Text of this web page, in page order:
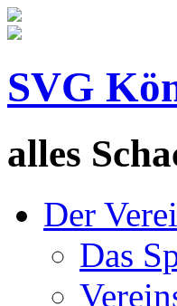
SVG
alles
Der
Das